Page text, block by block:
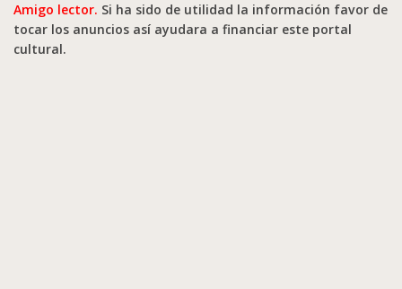
Amigo lector. Si ha sido de utilidad la información favor de
tocar los anuncios así ayudara a financiar este portal
cultural.